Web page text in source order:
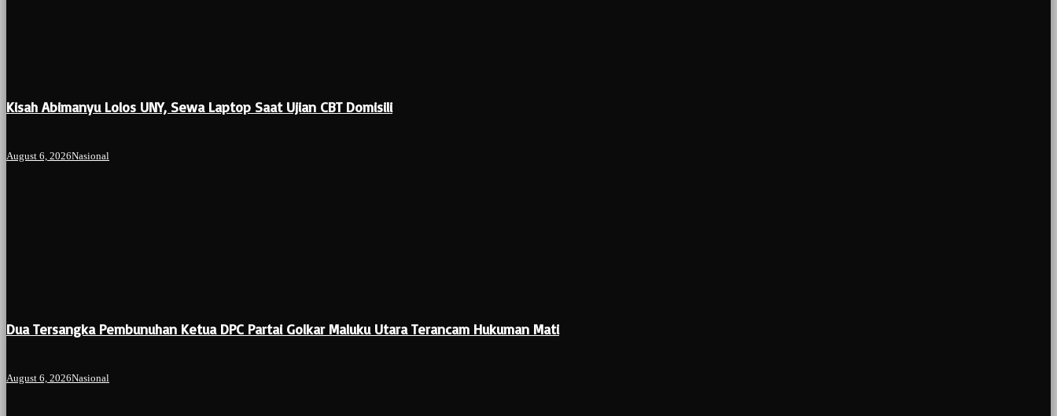
Kisah Abimanyu Lolos UNY, Sewa Laptop Saat Ujian CBT Domisili
August 6, 2026Nasional
Dua Tersangka Pembunuhan Ketua DPC Partai Golkar Maluku Utara Terancam Hukuman Mati
August 6, 2026Nasional